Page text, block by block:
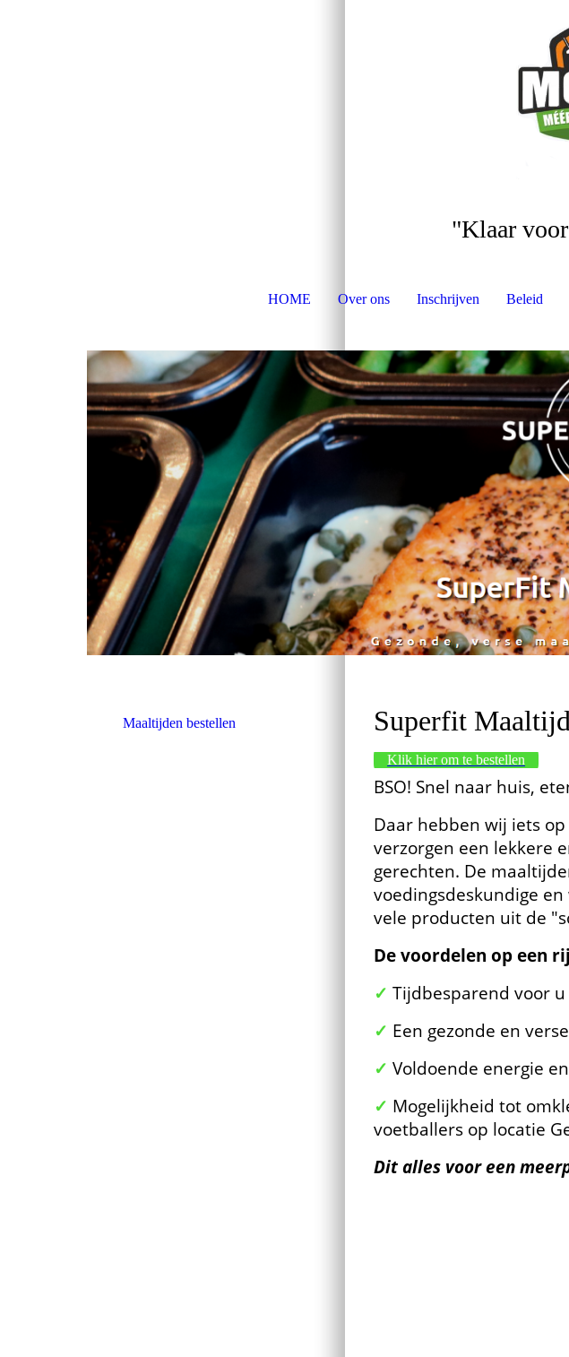
"Klaar
HOME Over ons Inschrijven Beleid
Maaltijden bestellen Superfit
Klik hier om te bestellen
BSO! Snel naar huis,
Daar hebben wij iets
verzorgen een lekkere
gerechten. De
voedingsdeskundige
vele producten uit de
De voordelen op een
✓ Tijdbesparend voor
✓ Een gezonde en
✓ Voldoende energie
✓ Mogelijkheid tot
voetballers op locatie
Dit alles voor een